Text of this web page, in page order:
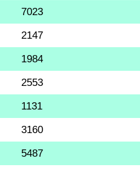
7023
2147
1984
2553
1131
3160
5487